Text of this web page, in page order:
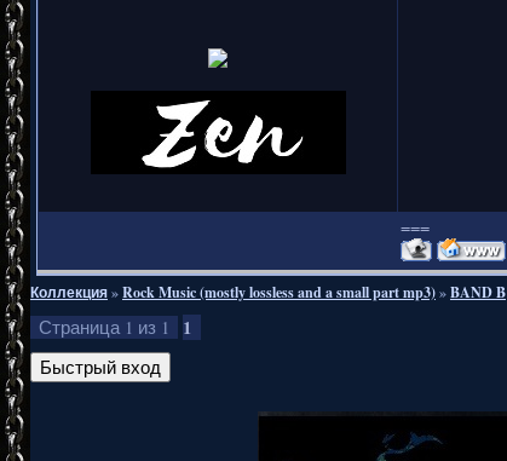
===
Коллекция»Rock Music (mostly lossless and a small part mp3)»BAND B
Страница 1 из 1 1